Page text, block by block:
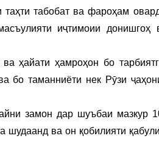
табобат ва фароҳам
иҷтимоии донишгоҳ
ҳайати ҳамроҳон бо
бо таманниёти нек Рӯзи
замон дар шуъбаи мазкур
шудаанд ва он қобилияти